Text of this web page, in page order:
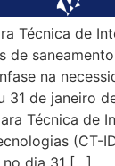
Técnica de
de
na
31 de janeiro
Técnica de
(CT-
dia 31 […]